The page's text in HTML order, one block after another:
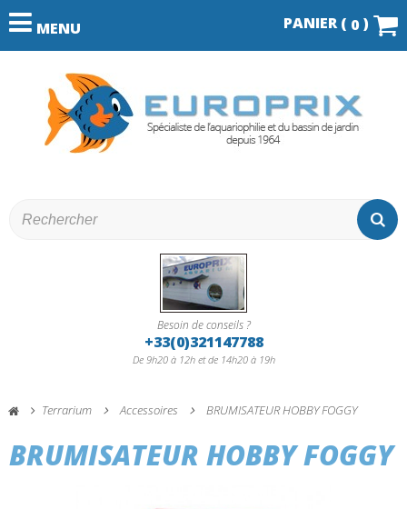
MENU PANIER ( 0 )
Besoin de conseils ?
+33(0)321147788
De 9h20 à 12h et de 14h20 à 19h
Terrarium Accessoires BRUMISATEUR HOBBY FOGGY
BRUMISATEUR HOBBY FOGGY